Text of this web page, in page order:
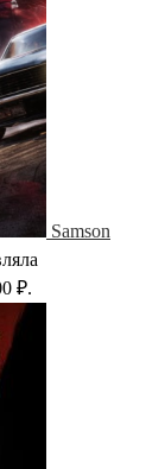
Samson
₽.